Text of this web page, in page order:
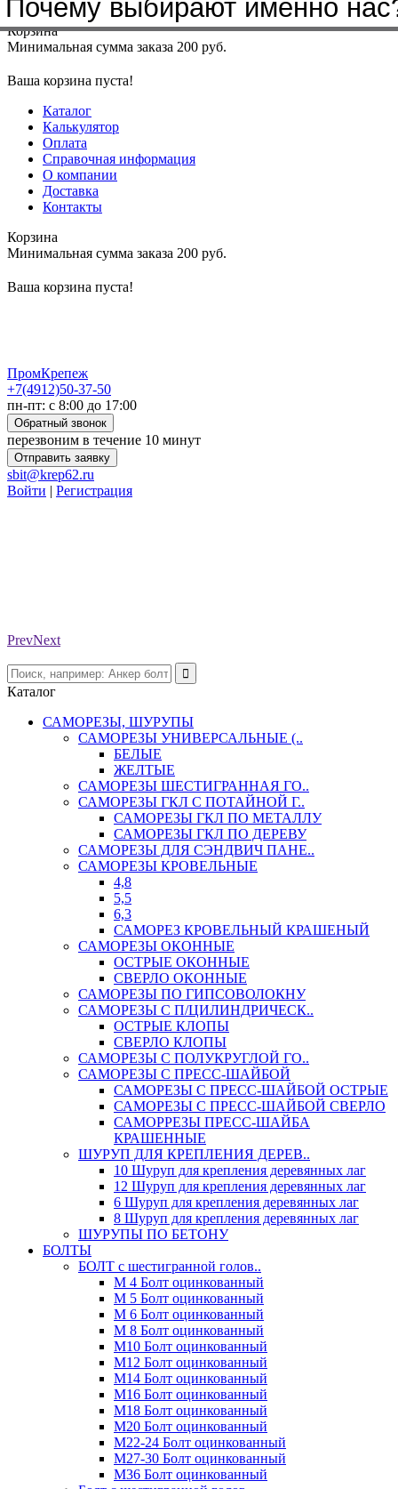
Меню+7(4912)50-37-50sbit@krep62.ru
Корзина
Минимальная сумма заказа 200 руб.
Ваша корзина пуста!
Каталог
Калькулятор
Оплата
Справочная информация
О компании
Доставка
Контакты
Корзина
Минимальная сумма заказа 200 руб.
Ваша корзина пуста!
ПромКрепеж
+7(4912)50-37-50
пн-пт: с 8:00 до 17:00
Обратный звонок
перезвоним в течение 10 минут
Отправить заявку
sbit@krep62.ru
Войти | Регистрация
PrevNext
Каталог
САМОРЕЗЫ, ШУРУПЫ
САМОРЕЗЫ УНИВЕРСАЛЬНЫЕ (..
БЕЛЫЕ
ЖЕЛТЫЕ
САМОРЕЗЫ ШЕСТИГРАННАЯ ГО..
САМОРЕЗЫ ГКЛ С ПОТАЙНОЙ Г..
САМОРЕЗЫ ГКЛ ПО МЕТАЛЛУ
САМОРЕЗЫ ГКЛ ПО ДЕРЕВУ
САМОРЕЗЫ ДЛЯ СЭНДВИЧ ПАНЕ..
САМОРЕЗЫ КРОВЕЛЬНЫЕ
4,8
5,5
6,3
САМОРЕЗ КРОВЕЛЬНЫЙ КРАШЕНЫЙ
САМОРЕЗЫ ОКОННЫЕ
ОСТРЫЕ ОКОННЫЕ
СВЕРЛО ОКОННЫЕ
САМОРЕЗЫ ПО ГИПСОВОЛОКНУ
САМОРЕЗЫ С П/ЦИЛИНДРИЧЕСК..
ОСТРЫЕ КЛОПЫ
СВЕРЛО КЛОПЫ
САМОРЕЗЫ С ПОЛУКРУГЛОЙ ГО..
САМОРЕЗЫ С ПРЕСС-ШАЙБОЙ
САМОРЕЗЫ С ПРЕСС-ШАЙБОЙ ОСТРЫЕ
САМОРЕЗЫ С ПРЕСС-ШАЙБОЙ СВЕРЛО
САМОРРЕЗЫ ПРЕСС-ШАЙБА
КРАШЕННЫЕ
ШУРУП ДЛЯ КРЕПЛЕНИЯ ДЕРЕВ..
10 Шуруп для крепления деревянных лаг
12 Шуруп для крепления деревянных лаг
6 Шуруп для крепления деревянных лаг
8 Шуруп для крепления деревянных лаг
ШУРУПЫ ПО БЕТОНУ
БОЛТЫ
БОЛТ с шестигранной голов..
М 4 Болт оцинкованный
М 5 Болт оцинкованный
М 6 Болт оцинкованный
М 8 Болт оцинкованный
М10 Болт оцинкованный
М12 Болт оцинкованный
М14 Болт оцинкованный
М16 Болт оцинкованный
М18 Болт оцинкованный
М20 Болт оцинкованный
М22-24 Болт оцинкованный
М27-30 Болт оцинкованный
М36 Болт оцинкованный
Почему выбирают именно